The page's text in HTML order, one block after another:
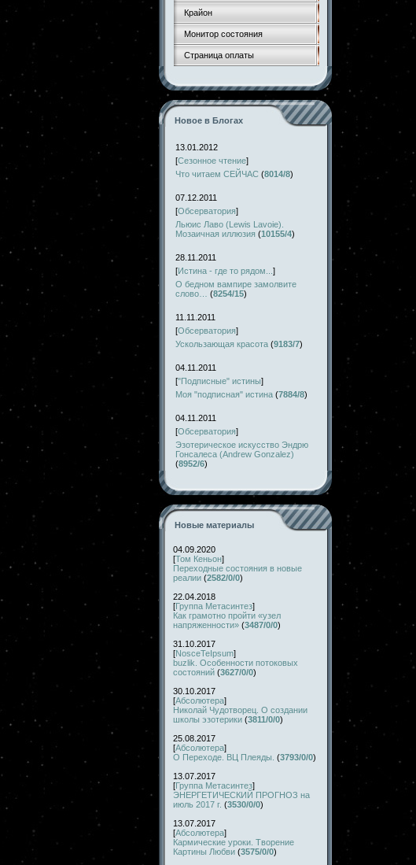
Крайон
Монитор состояния
Страница оплаты
Новое в Блогах
13.01.2012
[Сезонное чтение]
Что читаем СЕЙЧАС (8014/8)
07.12.2011
[Обсерватория]
Льюис Лаво (Lewis Lavoie).
Мозаичная иллюзия (10155/4)
28.11.2011
[Истина - где то рядом... ]
О бедном вампире замолвите
слово…
(8254/15)
11.11.2011
[Обсерватория]
Ускользающая красота (9183/7)
04.11.2011
["Подписные" истины]
Моя "подписная" истина (7884/8)
04.11.2011
[Обсерватория]
Эзотерическое искусство Эндрю
Гонсалеса (Andrew Gonzalez)
(8952/6)
Новые материалы
04.09.2020
[Том Кеньон]
Переходные состояния в новые
реалии (2582/0/0)
22.04.2018
[Группа Метасинтез]
Как грамотно пройти «узел
напряженности» (3487/0/0)
31.10.2017
[NosceTeIpsum]
buzlik. Особенности потоковых
состояний (3627/0/0)
30.10.2017
[Абсолютера]
Николай Чудотворец. О создании
школы эзотерики (3811/0/0)
25.08.2017
[Абсолютера]
О Переходе. ВЦ Плеяды. (3793/0/0)
13.07.2017
[Группа Метасинтез]
ЭНЕРГЕТИЧЕСКИЙ ПРОГНОЗ на
июль 2017 г. (3530/0/0)
13.07.2017
[Абсолютера]
Кармические уроки. Творение
Картины Любви (3575/0/0)